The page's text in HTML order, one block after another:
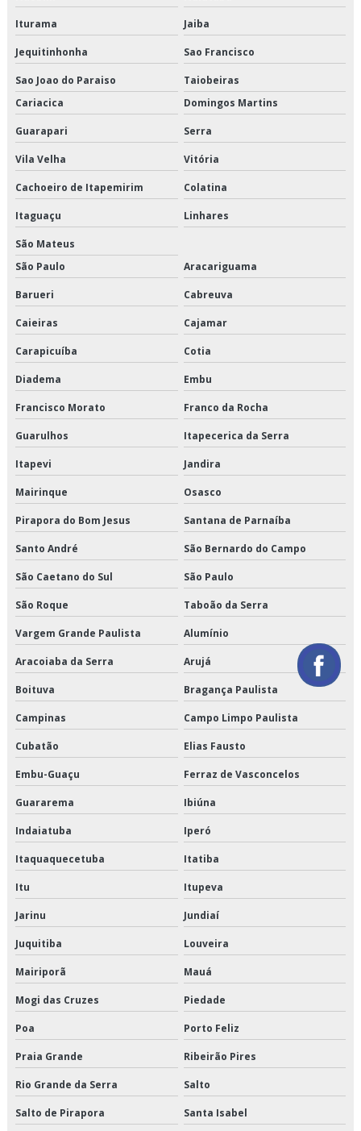
Orçamento de logística de alimentos
Orçamento de logística de alimentos congelados
Orçamento de logística para perecíveis
Orçamento de serviço de entrega de perecíveis
Orçamento de transporte de alimentos perecíveis
Orçamento de transporte de climatizados
Orçamento de transporte de congelados
Orçamento de transporte de refrigerados
Orçamento de transporte dedicado de alimentos
Orçamento de transporte produtos congelados
Orçamento de transporte produtos refrigerados
Serviço de armazenagem de produtos perecíveis
Serviço de armazenagem para alimentos congelados
Serviço de armazenagem para alimentos refrigerados
Serviço de armazenamento refrigerado
Serviço de cross docking
Serviço de crossdocking
Serviço de distribuição de alimentos climatizados
Serviço de distribuição de alimentos congelados
Serviço de distribuição de alimentos refrigerados
Serviço de entrega de perecíveis
Serviço de entrega de perecíveis em são paulo
Serviço de entrega de perecíveis em sp
Serviço de entrega de refrigerados
Serviço de entregas fracionadas
Serviço de logística de alimentos
Serviço de logística de alimentos congelados
Serviço de logística para perecíveis
Serviço de transporte de alimentos perecíveis
Iturama Jaiba
Jequitinhonha Sao Francisco
Sao Joao do Paraiso
Taiobeiras
Cariacica
Domingos Martins
Guarapari Serra
Vila Velha Vitória
Cachoeiro de Itapemirim Colatina
Itaguaçu Linhares
São Mateus
São Paulo
Aracariguama
Barueri Cabreuva
Caieiras Cajamar
Carapicuíba Cotia
Diadema Embu
Francisco Morato Franco da Rocha
Guarulhos Itapecerica da Serra
Itapevi Jandira
Mairinque Osasco
Pirapora do Bom Jesus Santana de Parnaíba
Santo André São Bernardo do Campo
São Caetano do Sul São Paulo
São Roque Taboão da Serra
Vargem Grande Paulista Alumínio
Aracoiaba da Serra Arujá
Boituva Bragança Paulista
Campinas Campo Limpo Paulista
Cubatão Elias Fausto
Embu-Guaçu Ferraz de Vasconcelos
Guararema Ibiúna
Indaiatuba Iperó
Itaquaquecetuba Itatiba
Itu Itupeva
Jarinu Jundiaí
Juquitiba Louveira
Mairiporã Mauá
Mogi das Cruzes Piedade
Poa Porto Feliz
Praia Grande Ribeirão Pires
Rio Grande da Serra Salto
Salto de Pirapora Santa Isabel